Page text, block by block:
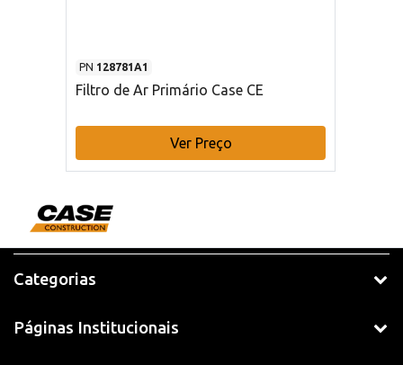
PN 128781A1
Filtro de Ar Primário Case CE
Ver Preço
Categorias
Páginas Institucionais